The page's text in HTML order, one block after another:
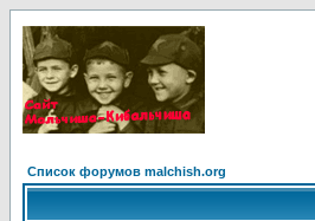
Список форумов malchish.org